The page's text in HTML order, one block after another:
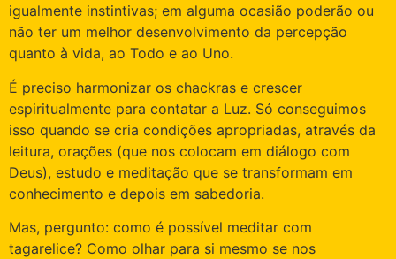
igualmente instintivas; em alguma ocasião poderão ou
não ter um melhor desenvolvimento da percepção
quanto à vida, ao Todo e ao Uno.
É preciso harmonizar os chackras e crescer
espiritualmente para contatar a Luz. Só conseguimos
isso quando se cria condições apropriadas, através da
leitura, orações (que nos colocam em diálogo com
Deus), estudo e meditação que se transformam em
conhecimento e depois em sabedoria.
Mas, pergunto: como é possível meditar com
tagarelice? Como olhar para si mesmo se nos